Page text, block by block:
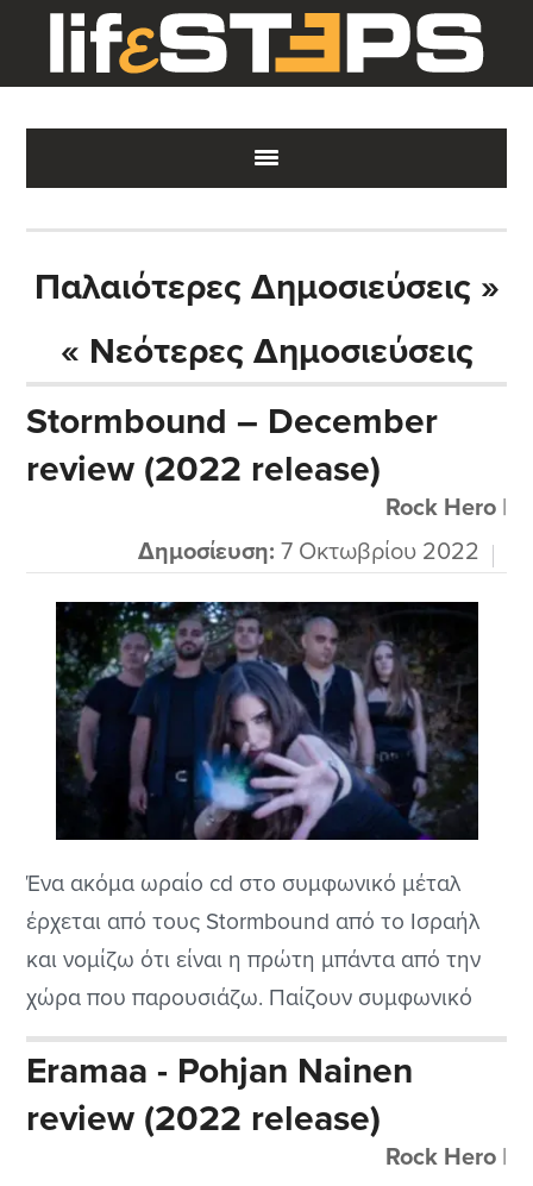
main
content
primary
sidebar
footer
Παλαιότερες Δημοσιεύσεις »
« Νεότερες Δημοσιεύσεις
Stormbound – December
review (2022 release)
Rock Hero|
Δημοσίευση: 7 Οκτωβρίου 2022
Ένα ακόμα ωραίο cd στο συμφωνικό μέταλ
έρχεται από τους Stormbound από το Ισραήλ
και νομίζω ότι είναι η πρώτη μπάντα από την
χώρα που παρουσιάζω. Παίζουν συμφωνικό
μέταλ με αρκετή δόση gothic μέσα αλλά και
διάφορα άλλα στοιχεία από prog, folk και ότι
μπορεί να φανταστεί κανείς. Αυτό τους κάνει
Eramaa - Pohjan Nainen
review (2022 release)
Rock Hero|